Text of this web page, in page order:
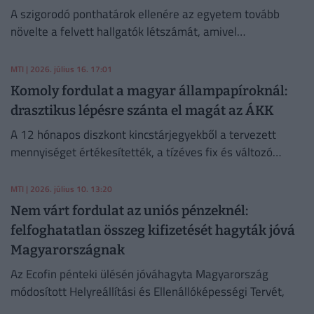
A szigorodó ponthatárok ellenére az egyetem tovább
növelte a felvett hallgatók létszámát, amivel
felsőoktatásban.
MTI | 2026. július 16. 17:01
Komoly fordulat a magyar állampapíroknál:
drasztikus lépésre szánta el magát az ÁKK
A 12 hónapos diszkont kincstárjegyekből a tervezett
mennyiséget értékesítették, a tízéves fix és változó
fogadtak el.
MTI | 2026. július 10. 13:20
Nem várt fordulat az uniós pénzeknél:
felfoghatatlan összeg kifizetését hagyták jóvá
Magyarországnak
Az Ecofin pénteki ülésén jóváhagyta Magyarország
módosított Helyreállítási és Ellenállóképességi Tervét,